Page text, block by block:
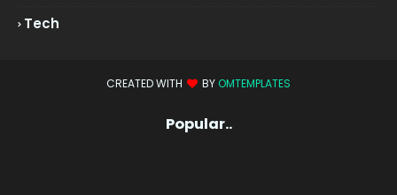
Tech
CREATED WITH BY OMTEMPLATES
Popular..